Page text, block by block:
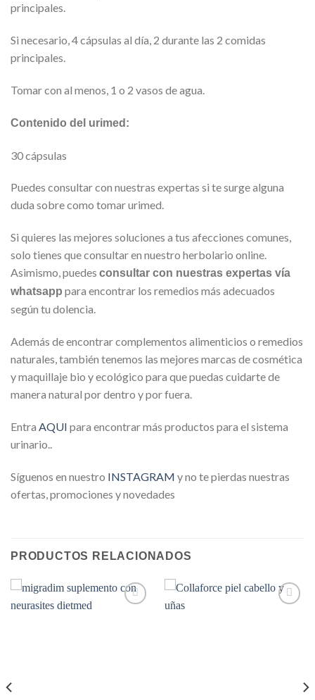
principales.
Si necesario, 4 cápsulas al día, 2 durante las 2 comidas
principales.
Tomar con al menos, 1 o 2 vasos de agua.
Contenido del urimed:
30 cápsulas
Puedes consultar con nuestras expertas si te surge alguna
duda sobre como tomar urimed.
Si quieres las mejores soluciones a tus afecciones comunes,
solo tienes que consultar en nuestro herbolario online.
Asimismo, puedes consultar con nuestras expertas vía
whatsapp para encontrar los remedios más adecuados
según tu dolencia.
Además de encontrar complementos alimenticios o remedios
naturales, también tenemos las mejores marcas de cosmética
y maquillaje bio y ecológico para que puedas cuidarte de
manera natural por dentro y por fuera.
Entra AQUI para encontrar más productos para el sistema
urinario..
Síguenos en nuestro INSTAGRAM y no te pierdas nuestras
ofertas, promociones y novedades
PRODUCTOS RELACIONADOS